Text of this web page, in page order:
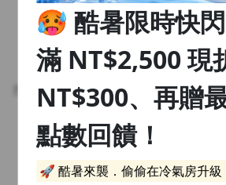
找不到此頁
搜尋的頁面已刪除或暫時不可瀏覽，
首頁
1.75x
1.5x
0.75x
沒有播放清單
去逛逛
🥵 酷暑限時快
滿 NT$2,500 現
NT$300、再贈
點數回饋！
🚀 酷暑來襲．偷偷在冷氣房升級